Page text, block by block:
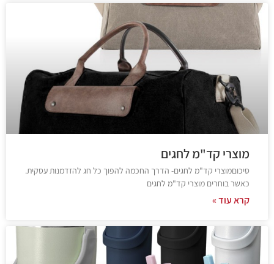
מוצרי קד"מ לחגים
סיכוםמוצרי קד"מ לחגים- הדרך החכמה להפוך כל חג להזדמנות עסקית.
כאשר בוחרים מוצרי קד"מ לחגים
קרא עוד »